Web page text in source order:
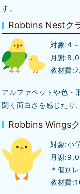
す。
Robbins Nestク
対象:4
月謝
教材費
アルファベットや色・
聞く面白さを感じたり
Robbins Wings
対象:小
月謝
＊個別
教材費